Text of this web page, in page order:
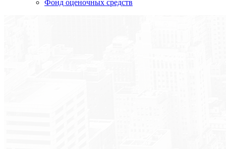
Фонд оценочных средств